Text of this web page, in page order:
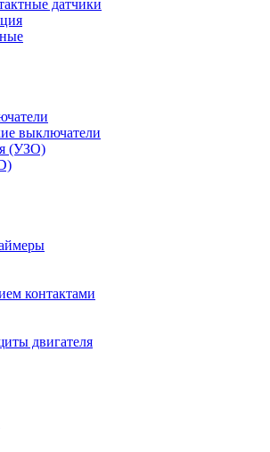
датчики
выключатели
(УЗО)
контактами
двигателя